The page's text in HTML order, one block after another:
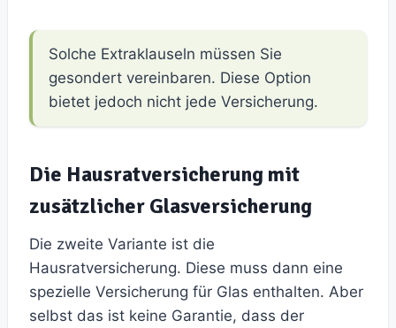
Solche Extraklauseln müssen Sie
gesondert vereinbaren. Diese Option
bietet jedoch nicht jede Versicherung.
Die Hausratversicherung mit
zusätzlicher Glasversicherung
Die zweite Variante ist die
Hausratversicherung. Diese muss dann eine
spezielle Versicherung für Glas enthalten. Aber
selbst das ist keine Garantie, dass der